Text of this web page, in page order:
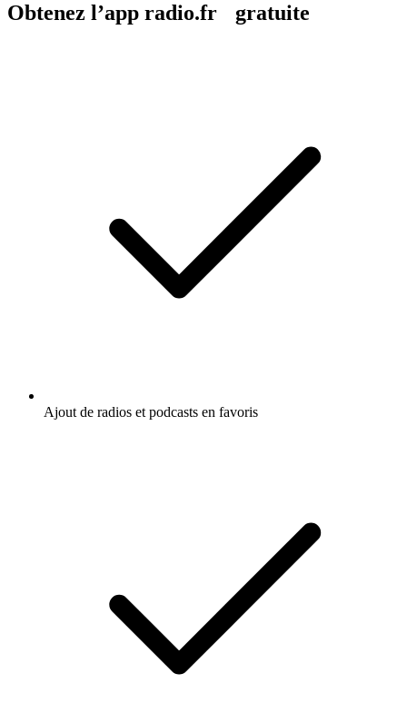
Obtenez l’app radio.fr gratuite
Ajout de radios et podcasts en favoris